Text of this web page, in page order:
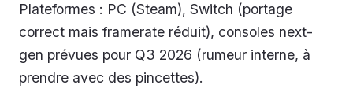
Plateformes : PC (Steam), Switch (portage
correct mais framerate réduit), consoles next-
gen prévues pour Q3 2026 (rumeur interne, à
prendre avec des pincettes).